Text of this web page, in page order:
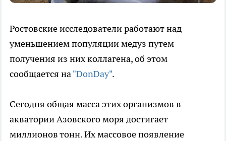
Ростовские исследователи работают над
уменьшением популяции медуз путем
получения из них коллагена, об этом
сообщается на"DonDay".
Сегодня общая масса этих организмов в
акватории Азовского моря достигает
миллионов тонн. Их массовое появление